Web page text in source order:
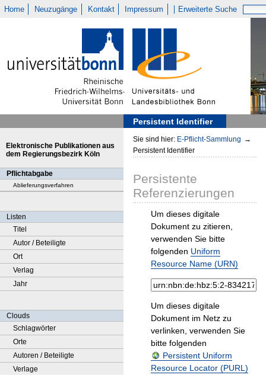
Home Neuzugänge Kontakt Impressum Erweiterte Suche
Persistent Identifier
Elektronische Publikationen aus
dem Regierungsbezirk Köln
Pflichtabgabe
Ablieferungsverfahren
Listen
Titel
Autor / Beteiligte
Ort
Verlag
Jahr
Clouds
Schlagwörter
Orte
Autoren / Beteiligte
Verlage
Sie sind hier: E-Pflicht-Sammlung →
Persistent Identifier
Persistente
Referenzierungen
Um dieses digitale
Dokument zu zitieren,
verwenden Sie bitte
folgenden Uniform
Resource Name (URN)
Um dieses digitale
Dokument im Netz zu
verlinken, verwenden Sie
bitte folgenden
Persistent Uniform
Resource Locator (PURL)